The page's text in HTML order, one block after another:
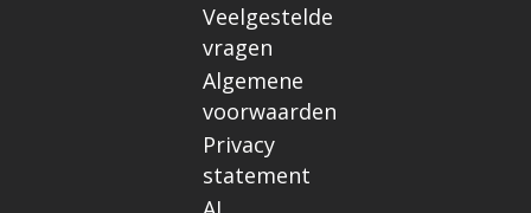
Veelgestelde
vragen
Algemene
voorwaarden
Privacy
statement